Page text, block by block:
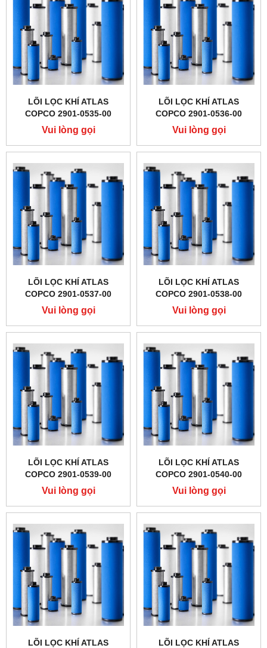
LÕI LỌC KHÍ ATLAS
COPCO 2901-0535-00
Vui lòng gọi
LÕI LỌC KHÍ ATLAS
COPCO 2901-0536-00
Vui lòng gọi
LÕI LỌC KHÍ ATLAS
COPCO 2901-0537-00
Vui lòng gọi
LÕI LỌC KHÍ ATLAS
COPCO 2901-0538-00
Vui lòng gọi
LÕI LỌC KHÍ ATLAS
COPCO 2901-0539-00
Vui lòng gọi
LÕI LỌC KHÍ ATLAS
COPCO 2901-0540-00
Vui lòng gọi
LÕI LỌC KHÍ ATLAS
LÕI LỌC KHÍ ATLAS